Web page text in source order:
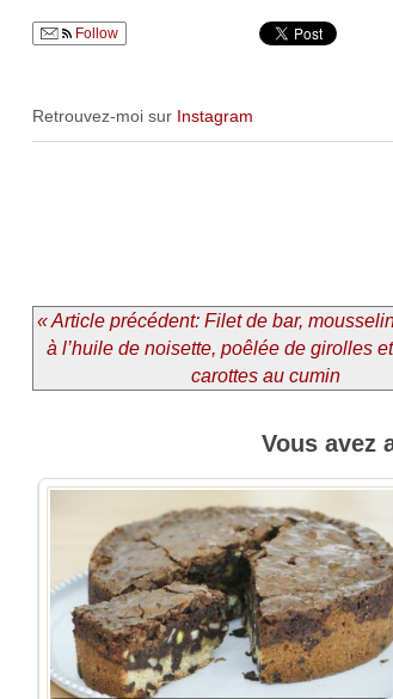
Follow
Retrouvez-moi sur Instagram
« Article précédent: Filet de bar,
à l’huile de noisette, poêlée de girolles
carottes au cumin
Vous avez